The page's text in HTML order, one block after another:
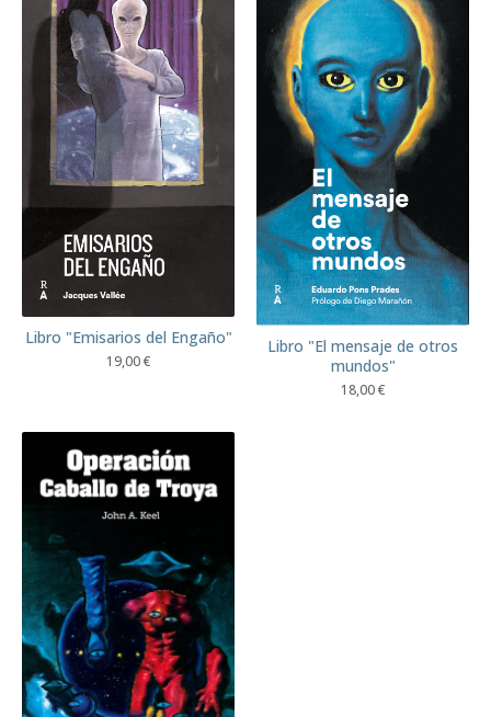
Libro "Emisarios del Engaño"
19,00€
Libro "El mensaje de otros
mundos"
18,00€